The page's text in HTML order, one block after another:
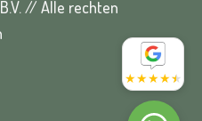
★★★★★
// Alle rechten